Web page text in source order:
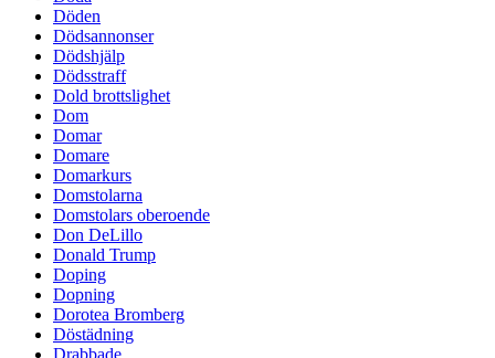
Döden
Dödsannonser
Dödshjälp
Dödsstraff
Dold brottslighet
Dom
Domar
Domare
Domarkurs
Domstolarna
Domstolars oberoende
Don DeLillo
Donald Trump
Doping
Dopning
Dorotea Bromberg
Döstädning
Drabbade